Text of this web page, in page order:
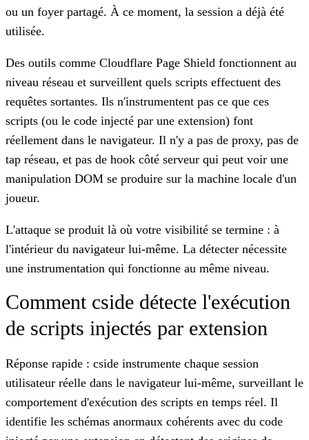
ou un foyer partagé. À ce moment, la session a déjà été
utilisée.
Des outils comme Cloudflare Page Shield fonctionnent au
niveau réseau et surveillent quels scripts effectuent des
requêtes sortantes. Ils n'instrumentent pas ce que ces
scripts (ou le code injecté par une extension) font
réellement dans le navigateur. Il n'y a pas de proxy, pas de
tap réseau, et pas de hook côté serveur qui peut voir une
manipulation DOM se produire sur la machine locale d'un
joueur.
L'attaque se produit là où votre visibilité se termine : à
l'intérieur du navigateur lui-même. La détecter nécessite
une instrumentation qui fonctionne au même niveau.
Comment cside détecte l'exécution
de scripts injectés par extension
Réponse rapide : cside instrumente chaque session
utilisateur réelle dans le navigateur lui-même, surveillant le
comportement d'exécution des scripts en temps réel. Il
identifie les schémas anormaux cohérents avec du code